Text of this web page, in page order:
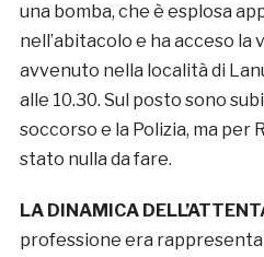
una bomba, che è esplosa
nell’abitacolo e ha acceso la
avvenuto nella località di
alle 10.30. Sul posto sono
soccorso e la Polizia, ma per
stato nulla da fare.
LA DINAMICA
professione era